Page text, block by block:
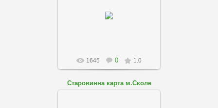
1645 0 1.0
Старовинна карта м.Сколе